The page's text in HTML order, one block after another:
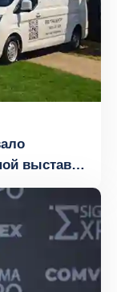
выставке